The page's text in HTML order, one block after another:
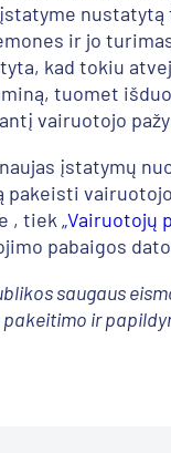
ir jo
kad tokiu
tuomet
vairuotojo
įstatymų
pakeisti
, tiek „Vairuotojų
pabaigos
saugaus
ir